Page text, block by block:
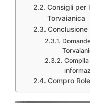
Consigli per
Torvaianica
Conclusione
Compro